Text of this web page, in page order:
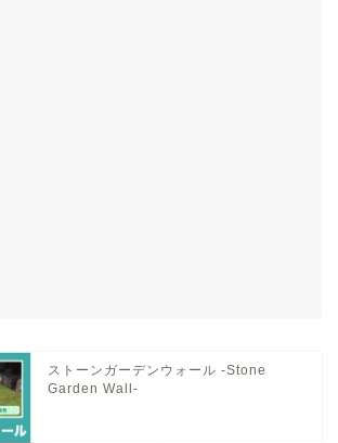
ストーンガーデンウォール -Stone
Garden Wall-